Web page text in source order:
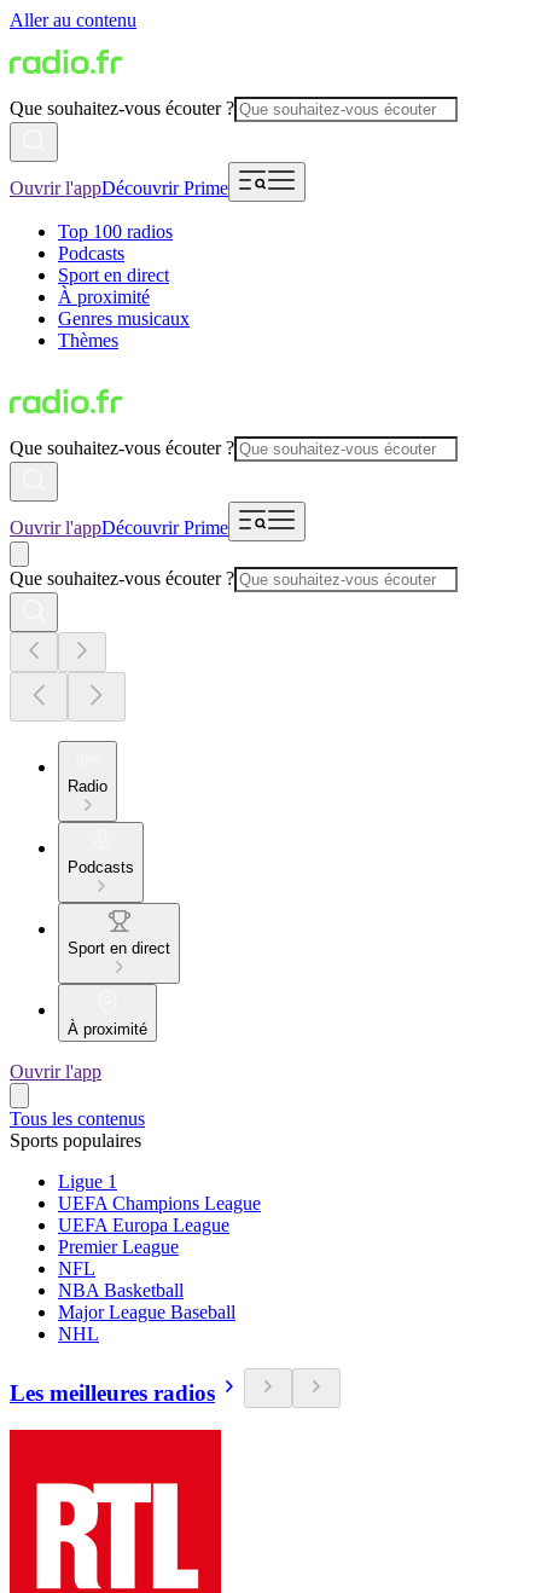
Aller au contenu
Que souhaitez-vous écouter ?
Ouvrir l'appDécouvrir Prime
Top 100 radios
Podcasts
Sport en direct
À proximité
Genres musicaux
Thèmes
Que souhaitez-vous écouter ?
Ouvrir l'appDécouvrir Prime
Que souhaitez-vous écouter ?
Radio
Podcasts
Sport en direct
À proximité
Ouvrir l'app
Tous les contenus
Sports populaires
Ligue 1
UEFA Champions League
UEFA Europa League
Premier League
NFL
NBA Basketball
Major League Baseball
NHL
Les meilleures radios